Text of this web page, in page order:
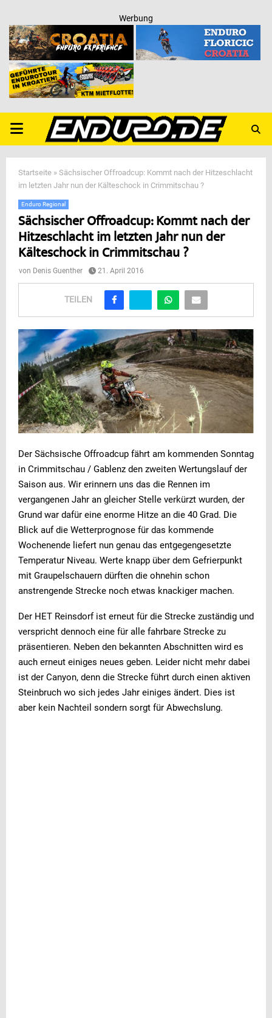
Werbung
PRIMARY
MENU
Startseite » Sächsischer Offroadcup: Kommt nach der Hitzeschlacht
im letzten Jahr nun der Kälteschock in Crimmitschau ?
Enduro Regional
Sächsischer Offroadcup: Kommt nach der
Hitzeschlacht im letzten Jahr nun der
Kälteschock in Crimmitschau ?
von Denis Guenther 21. April 2016
TEILEN
Der Sächsische Offroadcup fährt am kommenden Sonntag
in Crimmitschau / Gablenz den zweiten Wertungslauf der
Saison aus. Wir erinnern uns das die Rennen im
vergangenen Jahr an gleicher Stelle verkürzt wurden, der
Grund war dafür eine enorme Hitze an die 40 Grad. Die
Blick auf die Wetterprognose für das kommende
Wochenende liefert nun genau das entgegengesetzte
Temperatur Niveau. Werte knapp über dem Gefrierpunkt
mit Graupelschauern dürften die ohnehin schon
anstrengende Strecke noch etwas knackiger machen.
Der HET Reinsdorf ist erneut für die Strecke zuständig und
verspricht dennoch eine für alle fahrbare Strecke zu
präsentieren. Neben den bekannten Abschnitten wird es
auch erneut einiges neues geben. Leider nicht mehr dabei
ist der Canyon, denn die Strecke führt durch einen aktiven
Steinbruch wo sich jedes Jahr einiges ändert. Dies ist
aber kein Nachteil sondern sorgt für Abwechslung.